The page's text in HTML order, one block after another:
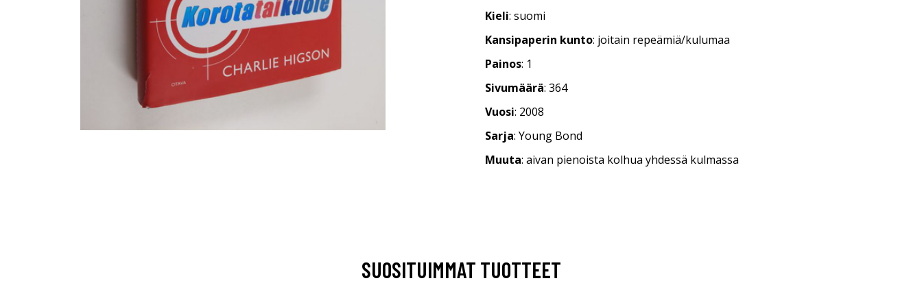
Kieli: suomi
Kansipaperin kunto: joitain repeämiä/kulumaa
Painos: 1
Sivumäärä: 364
Vuosi: 2008
Sarja: Young Bond
Muuta: aivan pienoista kolhua yhdessä kulmassa
SUOSITUIMMAT TUOTTEET